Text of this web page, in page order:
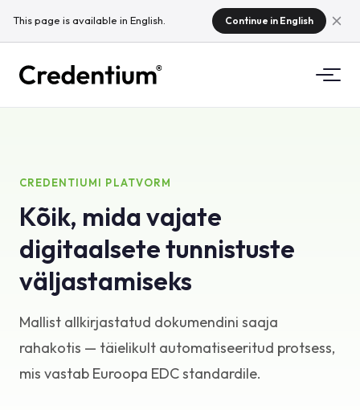
This page is available in English. Continue in English
Miks Credentium
CloudTeamist
Ülikoolidele
Koolitusettevõtetele
Üritusettevõtetele
Mis on mikrokvalifikatsioonid?
Standardid ja integratsioonid
Teadmistebaas
CREDENTIUMI PLATVORM
Kõik, mida vajate
digitaalsete tunnistuste
väljastamiseks
Mallist allkirjastatud dokumendini saaja
rahakotis — täielikult automatiseeritud protsess,
mis vastab Euroopa EDC standardile.